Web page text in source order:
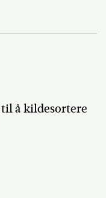
å kildesortere